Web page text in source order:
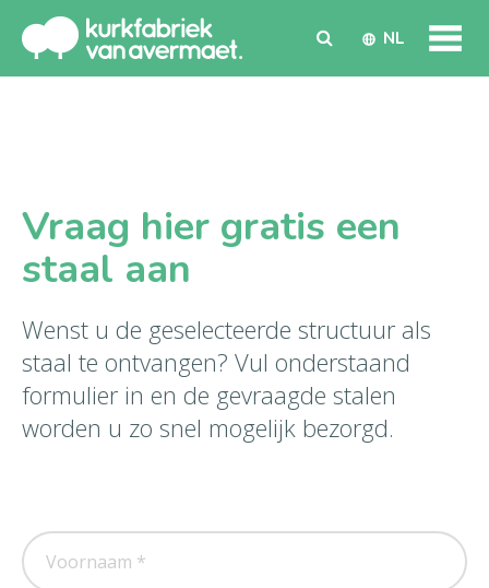
NL
Vraag hier gratis een
staal aan
Wenst u de geselecteerde structuur als
staal te ontvangen? Vul onderstaand
formulier in en de gevraagde stalen
worden u zo snel mogelijk bezorgd.